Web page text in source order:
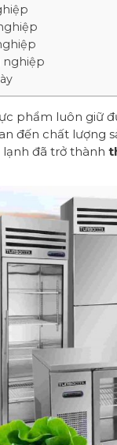
nghiệp
phẩm luôn giữ
đến chất lượng
đã trở thành